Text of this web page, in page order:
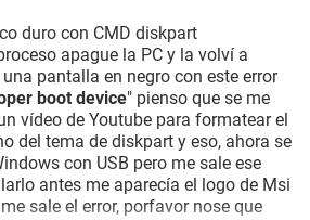
duro con CMD diskpart
apague la PC y la volví a
pantalla en negro con este error
boot device" pienso que se me
vídeo de Youtube para formatear el
del tema de diskpart y eso, ahora se
con USB pero me sale ese
antes me aparecía el logo de Msi
sale el error, porfavor nose que